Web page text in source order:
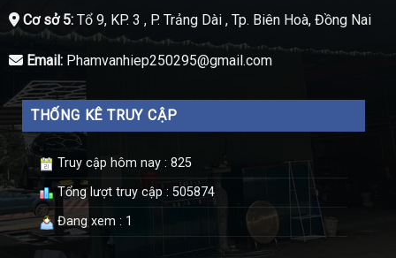
Cơ sở 5:Tổ 9, KP. 3 , P. Trảng Dài , Tp. Biên Hoà, Đồng Nai
Email:Phamvanhiep250295@gmail.com
THỐNG KÊ TRUY CẬP
Truy cập hôm nay : 825
Tổng lượt truy cập : 505874
Đang xem : 1